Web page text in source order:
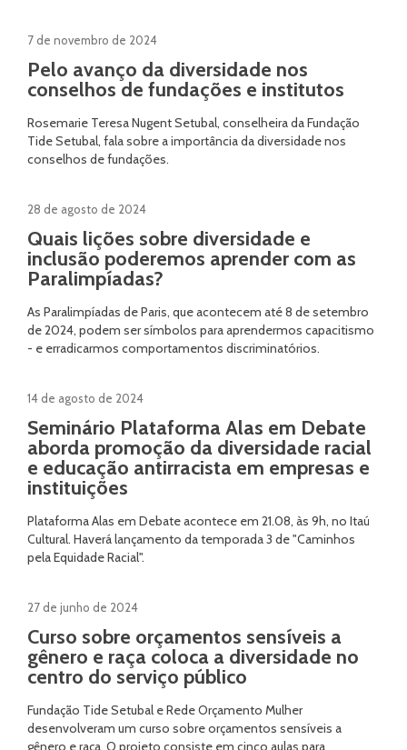
7 de novembro de 2024
Pelo avanço da diversidade nos
conselhos de fundações e institutos
Rosemarie Teresa Nugent Setubal, conselheira da Fundação
Tide Setubal, fala sobre a importância da diversidade nos
conselhos de fundações.
28 de agosto de 2024
Quais lições sobre diversidade e
inclusão poderemos aprender com as
Paralimpíadas?
As Paralimpíadas de Paris, que acontecem até 8 de setembro
de 2024, podem ser símbolos para aprendermos capacitismo
- e erradicarmos comportamentos discriminatórios.
14 de agosto de 2024
Seminário Plataforma Alas em Debate
aborda promoção da diversidade racial
e educação antirracista em empresas e
instituições
Plataforma Alas em Debate acontece em 21.08, às 9h, no Itaú
Cultural. Haverá lançamento da temporada 3 de "Caminhos
pela Equidade Racial".
27 de junho de 2024
Curso sobre orçamentos sensíveis a
gênero e raça coloca a diversidade no
centro do serviço público
Fundação Tide Setubal e Rede Orçamento Mulher
desenvolveram um curso sobre orçamentos sensíveis a
gênero e raça. O projeto consiste em cinco aulas para